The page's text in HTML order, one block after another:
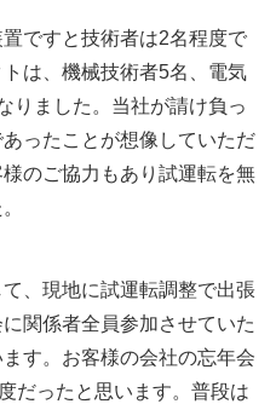
ですと技術者は2名程度で
は、機械技術者5名、電気
りました。当社が請け負っ
ったことが想像していただ
のご協力もあり試運転を無
、現地に試運転調整で出張
関係者全員参加させていた
す。お客様の会社の忘年会
だったと思います。普段は